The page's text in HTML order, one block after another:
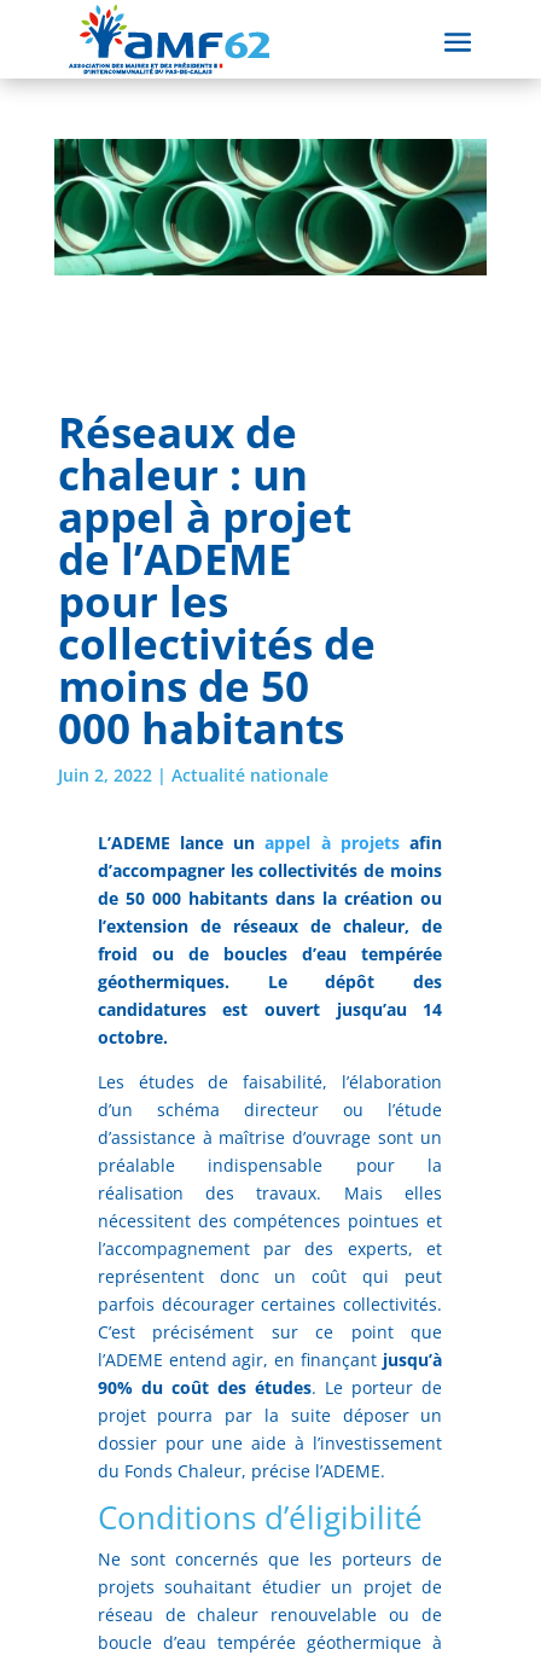
Réseaux de
chaleur : un
appel à projet
de l’ADEME
pour les
collectivités de
moins de 50
000 habitants
Juin 2, 2022| Actualité nationale
L’ADEME lance unappel à projets afin
d’accompagner les collectivités de moins
de 50 000 habitants dans la création ou
l’extension de réseaux de chaleur, de
froid ou de boucles d’eau tempérée
géothermiques. Le dépôt des
candidatures est ouvert jusqu’au 14
octobre.
Les études de faisabilité, l’élaboration
d’un schéma directeur ou l’étude
d’assistance à maîtrise d’ouvrage sont un
préalable indispensable pour la
réalisation des travaux. Mais elles
nécessitent des compétences pointues et
l’accompagnement par des experts, et
représentent donc un coût qui peut
parfois décourager certaines collectivités.
C’est précisément sur ce point que
l’ADEME entend agir, en finançant jusqu’à
90% du coût des études. Le porteur de
projet pourra par la suite déposer un
dossier pour une aide à l’investissement
du Fonds Chaleur, précise l’ADEME.
Conditions d’éligibilité
Ne sont concernés que les porteurs de
projets souhaitant étudier un projet de
réseau de chaleur renouvelable ou de
boucle d’eau tempérée géothermique à